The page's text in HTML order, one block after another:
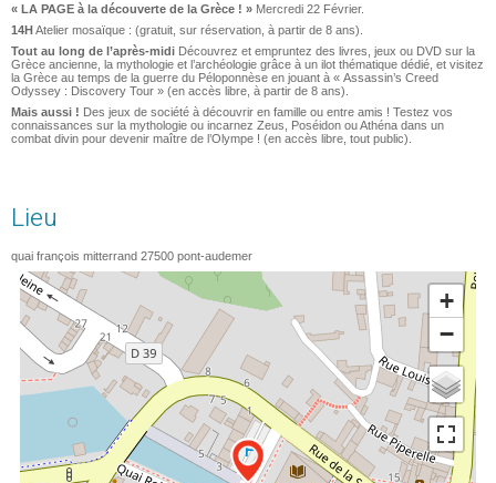
« LA PAGE à la découverte de la Grèce ! » Mercredi 22 Février.
14HAtelier mosaïque : (gratuit, sur réservation, à partir de 8 ans).
Tout au long de l’après-midi Découvrez et empruntez des livres, jeux ou DVD sur la
Grèce ancienne, la mythologie et l’archéologie grâce à un ilot thématique dédié, et visitez
la Grèce au temps de la guerre du Péloponnèse en jouant à « Assassin’s Creed
Odyssey : Discovery Tour » (en accès libre, à partir de 8 ans).
Mais aussi ! Des jeux de société à découvrir en famille ou entre amis ! Testez vos
connaissances sur la mythologie ou incarnez Zeus, Poséidon ou Athéna dans un
combat divin pour devenir maître de l’Olympe ! (en accès libre, tout public).
Lieu
quai françois mitterrand 27500 pont-audemer
+
−